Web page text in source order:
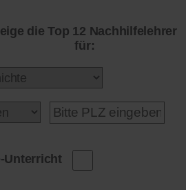
die Top 12 Nachhilfelehrer
für:
Unterricht